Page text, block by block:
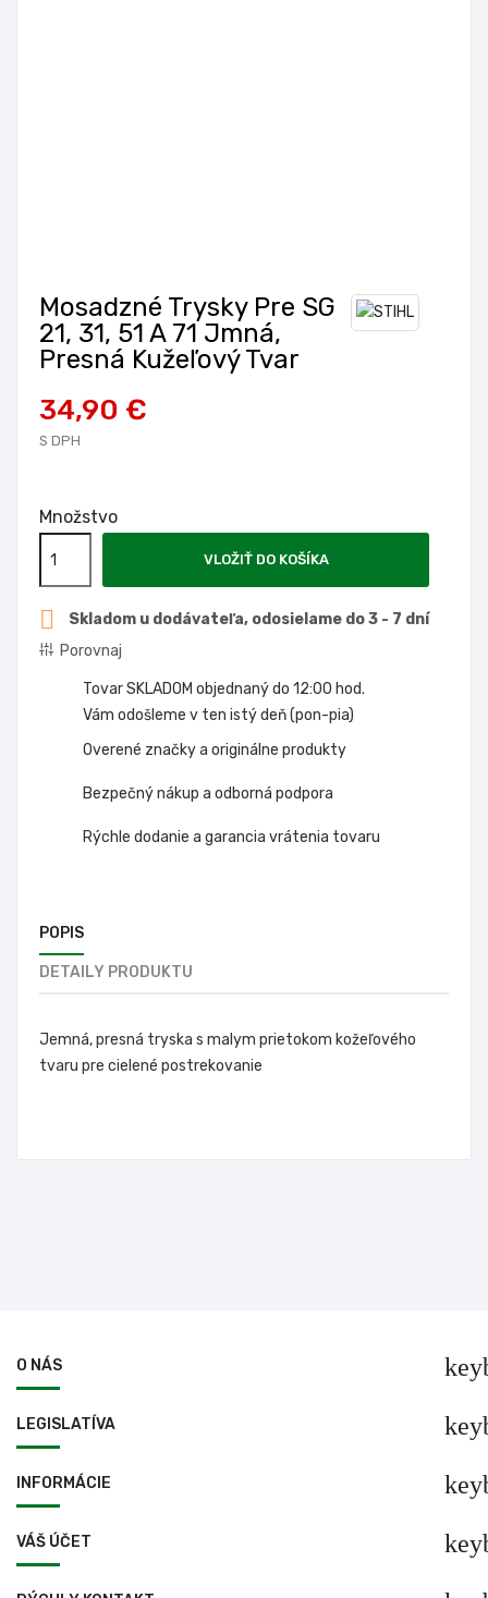
Mosadzné Trysky Pre SG
21, 31, 51 A 71 Jmná,
Presná Kužeľový Tvar
34,90 €
S DPH
Množstvo
VLOŽIŤ DO KOŠÍKA

Skladom u dodávateľa, odosielame do 3 - 7 dní
Porovnaj
Tovar SKLADOM objednaný do 12:00 hod.
Vám odošleme v ten istý deň (pon-pia)
Overené značky a originálne produkty
Bezpečný nákup a odborná podpora
Rýchle dodanie a garancia vrátenia tovaru
POPIS
DETAILY PRODUKTU
Jemná, presná tryska s malym prietokom kožeľového
tvaru pre cielené postrekovanie
O NÁS
LEGISLATÍVA
INFORMÁCIE
VÁŠ ÚČET